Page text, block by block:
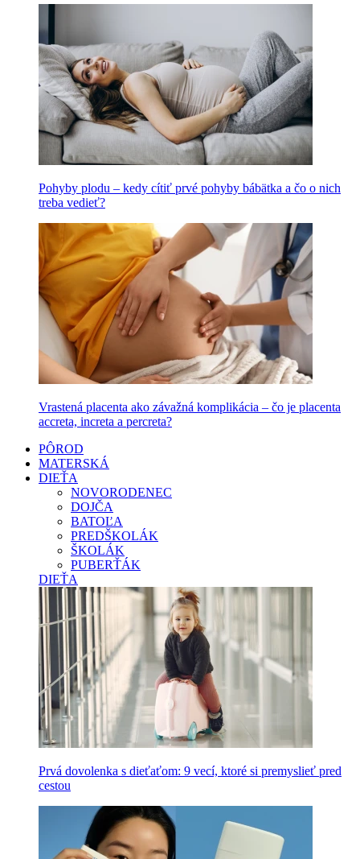
Pohyby plodu – kedy cítiť prvé pohyby bábätka a čo o nich
treba vedieť?
Vrastená placenta ako závažná komplikácia – čo je placenta
accreta, increta a percreta?
PÔROD
MATERSKÁ
DIEŤA
NOVORODENEC
DOJČA
BATOĽA
PREDŠKOLÁK
ŠKOLÁK
PUBERŤÁK
DIEŤA
Prvá dovolenka s dieťaťom: 9 vecí, ktoré si premyslieť pred
cestou